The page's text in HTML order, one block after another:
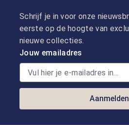
Schrijf je in voor onze
eerste op de hoogte van
nieuwe collecties.
Jouw emailadres
Aanmelden